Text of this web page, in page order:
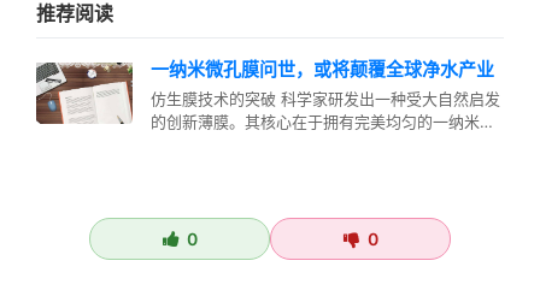
推荐阅读
一纳米微孔膜问世，或将颠覆全球净水产业
仿生膜技术的突破 科学家研发出一种受大自然启发
的创新薄膜。其核心在于拥有完美均匀的一纳米级
0 0